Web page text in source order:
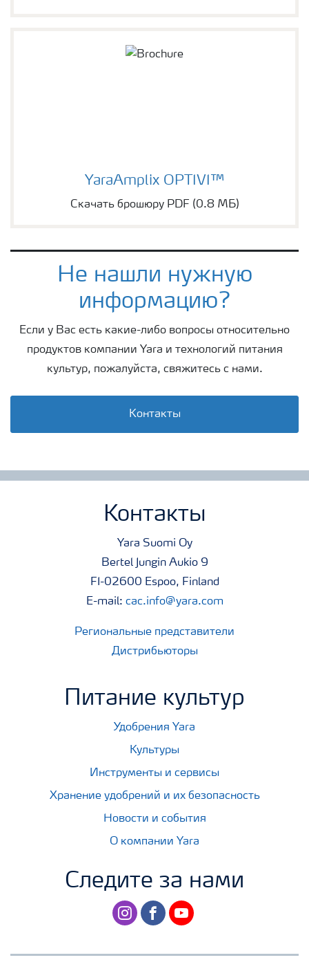
YaraAmplix OPTIVI™
Скачать брошюру PDF (0.8 МБ)
Не нашли нужную
информацию?
Если у Вас есть какие-либо вопросы относительно
продуктов компании Yara и технологий питания
культур, пожалуйста, свяжитесь с нами.
Контакты
Контакты
Yara Suomi Oy
Bertel Jungin Aukio 9
FI-02600 Espoo, Finland
E-mail: cac.info@yara.com
Региональные представители
Дистрибьюторы
Питание культур
Удобрения Yara
Культуры
Инструменты и сервисы
Хранение удобрений и их безопасность
Новости и события
О компании Yara
Следите за нами
instagramfacebookyoutube